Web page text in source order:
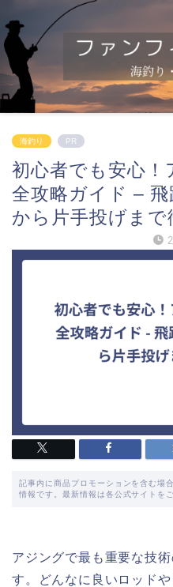
海釣り PR
初心者でも安心
全攻略ガイド –
から片手投げまで
記事内に商品プロモーションを含む場
情報です。最新情報は各公式サイトを
アジングで最も重要な技
す。どんなに良いロッド